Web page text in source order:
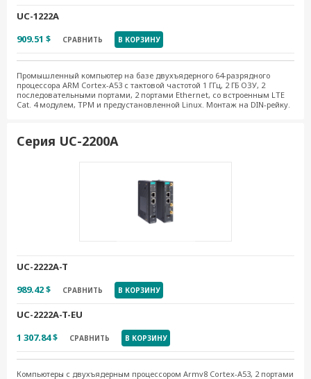
UC-1222A
909.51 $
СРАВНИТЬ В КОРЗИНУ
Промышленный компьютер на базе двухъядерного 64-разрядного
процессора ARM Cortex-A53 с тактовой частотой 1 ГГц, 2 ГБ ОЗУ, 2
последовательными портами, 2 портами Ethernet, со встроенным LTE
Cat. 4 модулем, TPM и предустановленной Linux. Монтаж на DIN-рейку.
Серия UC-2200А
UC-2222A-T
989.42 $
СРАВНИТЬ В КОРЗИНУ
UC-2222A-T-EU
1 307.84 $
СРАВНИТЬ В КОРЗИНУ
Компьютеры с двухъядерным процессором Armv8 Cortex-A53, 2 портами